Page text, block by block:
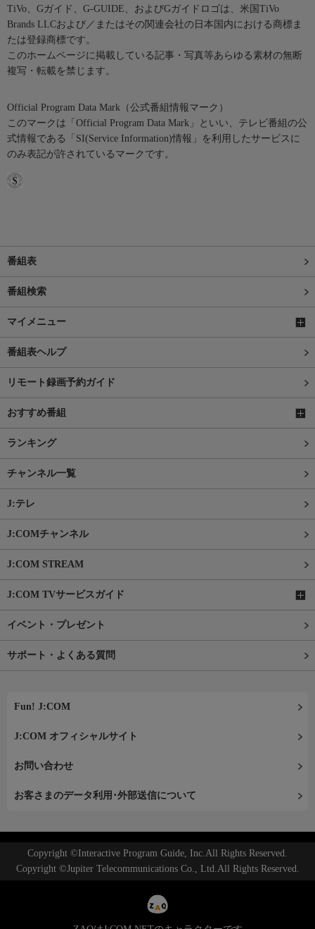
TiVo、Gガイド、G-GUIDE、およびGガイドロゴは、米国TiVo
Brands LLCおよび／またはその関連会社の日本国内における商標ま
たは登録商標です。
このホームページに掲載している記事・写真等あらゆる素材の無断
複写・転載を禁じます。
Official Program Data Mark（公式番組情報マーク）
このマークは「Official Program Data Mark」といい、テレビ番組の公
式情報である「SI(Service Information)情報」を利用したサービスに
のみ表記が許されているマークです。
番組表
番組検索
マイメニュー
番組表ヘルプ
リモート録画予約ガイド
おすすめ番組
ランキング
チャンネル一覧
J:テレ
J:COMチャンネル
J:COM STREAM
J:COM TVサービスガイド
イベント・プレゼント
サポート・よくある質問
Fun! J:COM
J:COM オフィシャルサイト
お問い合わせ
お客さまのデータ利用･外部送信について
Copyright ©Interactive Program Guide, Inc.All Rights Reserved.
Copyright ©Jupiter Telecommunications Co., Ltd.All Rights Reserved.